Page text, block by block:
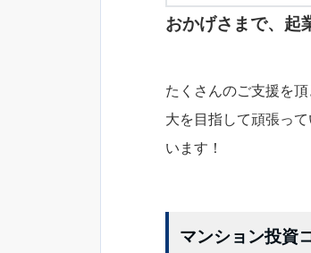
おかげさまで、起
たくさんのご支援を
大を目指して頑張っ
います！
マンション投資